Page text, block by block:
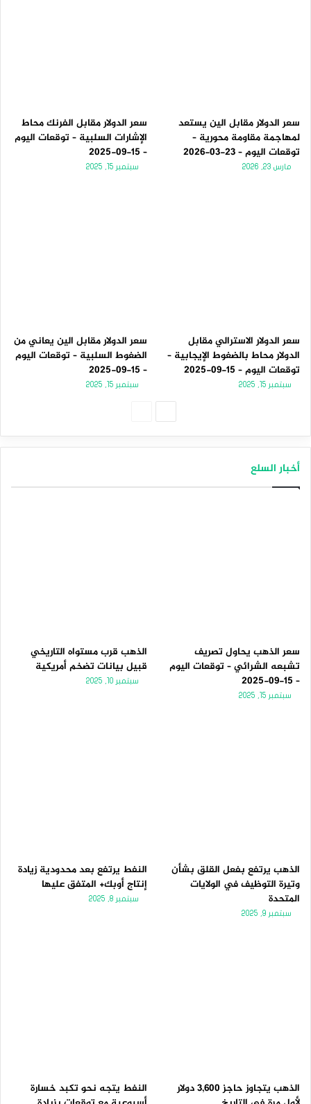
سعر الدولار مقابل الين يستعد
لمهاجمة مقاومة محورية –
توقعات اليوم – 23-03-2026
مارس 23, 2026
سعر الدولار مقابل الفرنك محاط
الإشارات السلبية – توقعات اليوم
– 15-09-2025
سبتمبر 15, 2025
سعر الدولار الاسترالي مقابل
الدولار محاط بالضغوط الإيجابية –
توقعات اليوم – 15-09-2025
سبتمبر 15, 2025
سعر الدولار مقابل الين يعاني من
الضغوط السلبية – توقعات اليوم
– 15-09-2025
سبتمبر 15, 2025
أخبار السلع
سعر الذهب يحاول تصريف
تشبعه الشرائي – توقعات اليوم
– 15-09-2025
سبتمبر 15, 2025
الذهب قرب مستواه التاريخي
قبيل بيانات تضخم أمريكية
سبتمبر 10, 2025
الذهب يرتفع بفعل القلق بشأن
وتيرة التوظيف في الولايات
المتحدة
سبتمبر 9, 2025
النفط يرتفع بعد محدودية زيادة
إنتاج أوبك+ المتفق عليها
سبتمبر 8, 2025
الذهب يتجاوز حاجز 3,600 دولار
النفط يتجه نحو تكبد خسارة